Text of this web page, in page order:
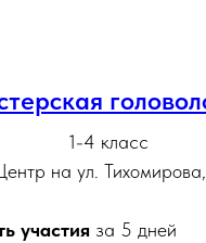
1-4 класс
на ул.
участия за 5 дней